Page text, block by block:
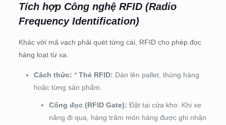
Tích hợp Công nghệ RFID (Radio
Frequency Identification)
Khác với mã vạch phải quét từng cái, RFID cho phép đọc
hàng loạt từ xa.
Cách thức: * Thẻ RFID: Dán lên pallet, thùng hàng
hoặc từng sản phẩm.
Cổng đọc (RFID Gate): Đặt tại cửa kho. Khi xe
nâng đi qua, hàng trăm món hàng được ghi nhận